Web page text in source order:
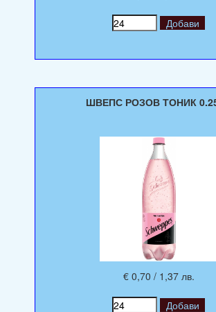
ШВЕПС РОЗОВ ТОНИК
€ 0,70 / 1,37 лв.